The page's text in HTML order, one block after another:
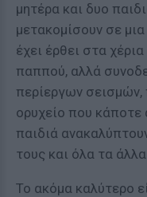
μητέρα και δυο
μετακομίσουν σε
έχει έρθει στα
παππού, αλλά
περίεργων σεισμών,
ορυχείο που κάποτε
παιδιά
τους και όλα τα
Το ακόμα καλύτερο